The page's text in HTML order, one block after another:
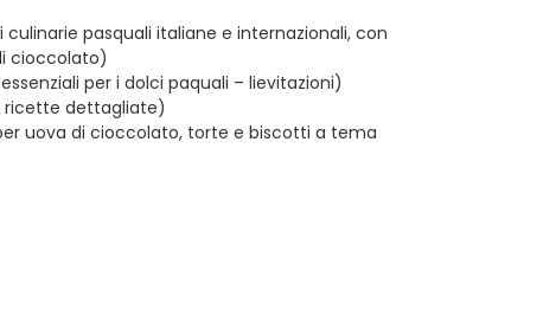
culinarie pasquali italiane e internazionali, con
cioccolato)
essenziali per i dolci paquali – lievitazioni)
ricette dettagliate)
per uova di cioccolato, torte e biscotti a tema